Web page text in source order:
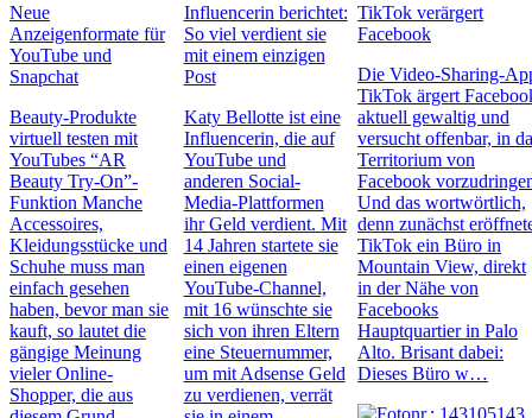
Neue
Anzeigenformate für
YouTube und
Snapchat
Beauty-Produkte
virtuell testen mit
YouTubes “AR
Beauty Try-On”-
Funktion Manche
Accessoires,
Kleidungsstücke und
Schuhe muss man
einfach gesehen
haben, bevor man sie
kauft, so lautet die
gängige Meinung
vieler Online-
Shopper, die aus
Influencerin berichtet:
So viel verdient sie
mit einem einzigen
Post
Katy Bellotte ist eine
Influencerin, die auf
YouTube und
anderen Social-
Media-Plattformen
ihr Geld verdient. Mit
14 Jahren startete sie
einen eigenen
YouTube-Channel,
mit 16 wünschte sie
sich von ihren Eltern
eine Steuernummer,
um mit Adsense Geld
zu verdienen, verrät
TikTok verärgert
Facebook
Die Video-Sharing-
TikTok ärgert
aktuell gewaltig und
versucht offenbar, in
Territorium von
Facebook
Und das wortwörtlich,
denn zunächst
TikTok ein Büro in
Mountain View, direkt
in der Nähe von
Facebooks
Hauptquartier in Palo
Alto. Brisant dabei:
Dieses Büro w…